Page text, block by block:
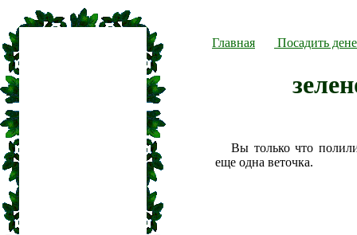
Главная Посадить
Вы только что
еще одна веточка.